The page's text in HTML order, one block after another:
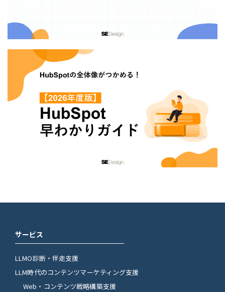
サービス
LLMO診断・伴走支援
LLM時代のコンテンツマーケティング支援
Web・コンテンツ戦略構築支援